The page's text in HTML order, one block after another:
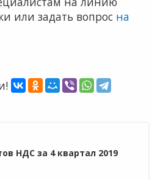
или задать вопрос на
НДС за 4 квартал 2019